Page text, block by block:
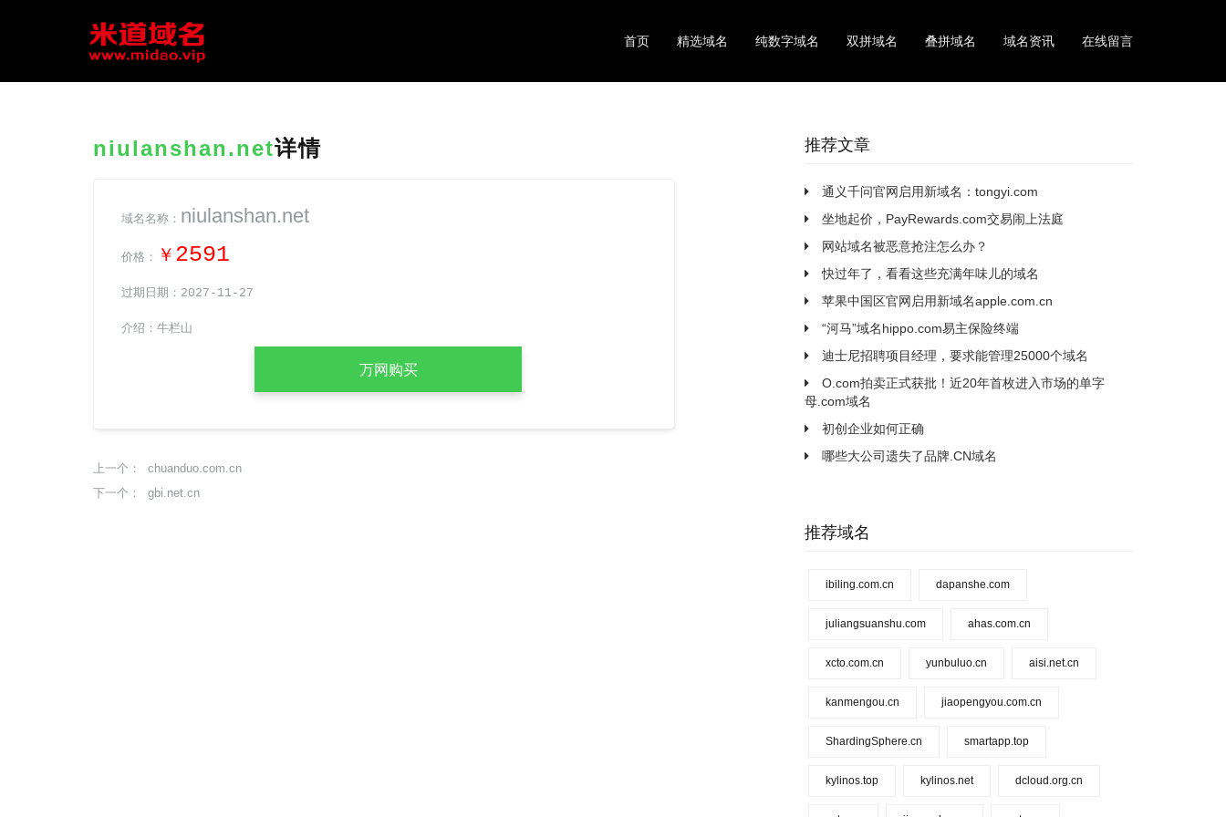
首页 精选域名 纯数字域名 双拼域名 叠拼域名 域名资讯 在线留言
niulanshan.net详情
域名名称： niulanshan.net
价格： ￥ 2591
过期日期：2027-11-27
介绍：牛栏山
上一个： chuanduo.com.cn
下一个： gbi.net.cn
推荐文章
通义千问官网启用新域名：tongyi.com
坐地起价，PayRewards.com交易闹上法庭
网站域名被恶意抢注怎么办？
快过年了，看看这些充满年味儿的域名
苹果中国区官网启用新域名apple.com.cn
“河马”域名hippo.com易主保险终端
迪士尼招聘项目经理，要求能管理25000个域名
O.com拍卖正式获批！近20年首枚进入市场的单字
母.com域名
初创企业如何正确
哪些大公司遗失了品牌.CN域名
推荐域名
ibiling.com.cn dapanshe.com
juliangsuanshu.com ahas.com.cn
xcto.com.cn yunbuluo.cn aisi.net.cn
kanmengou.cn jiaopengyou.com.cn
ShardingSphere.cn smartapp.top
kylinos.top kylinos.net dcloud.org.cn